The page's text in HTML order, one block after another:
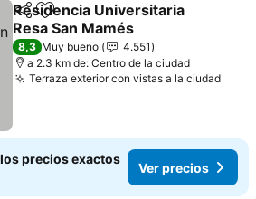
CompartirAgregar a favoritos
Residencia Universitaria
Resa San Mamés
Ver precios
8,3 Muy bueno
4.551
a 2.3 km de: Centro de la ciudad
Terraza exterior con vistas a la ciudadVer
precios exactos
Ver precios